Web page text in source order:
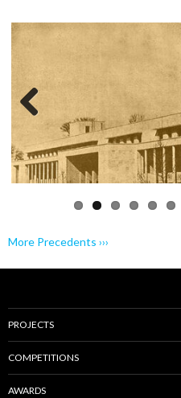
Previo
More Precedents ›››
PROJECTS
COMPETITIONS
AWARDS